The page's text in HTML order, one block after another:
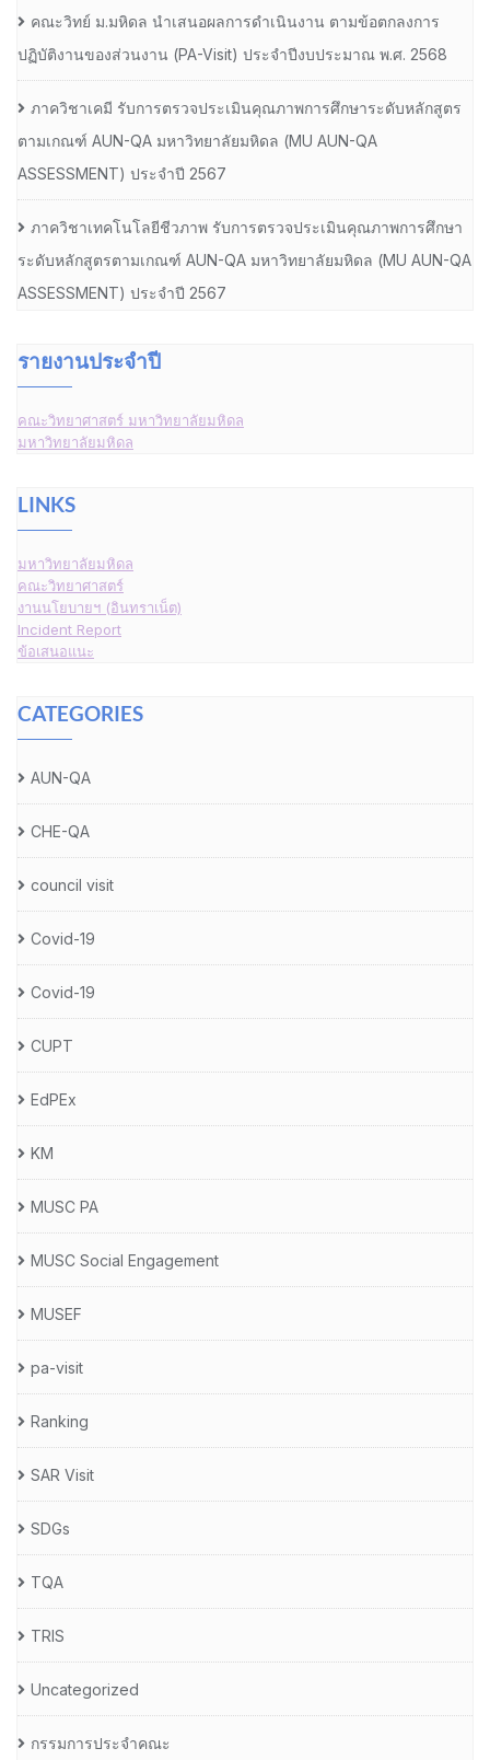
คณะวิทย์ ม.มหิดล นำเสนอผลการดำเนินงาน ตามข้อตกลงการ
ปฏิบัติงานของส่วนงาน (PA-Visit) ประจำปีงบประมาณ พ.ศ. 2568
ภาควิชาเคมี รับการตรวจประเมินคุณภาพการศึกษาระดับหลักสูตร
ตามเกณฑ์ AUN-QA มหาวิทยาลัยมหิดล (MU AUN-QA
ASSESSMENT) ประจำปี 2567
ภาควิชาเทคโนโลยีชีวภาพ รับการตรวจประเมินคุณภาพการศึกษา
ระดับหลักสูตรตามเกณฑ์ AUN-QA มหาวิทยาลัยมหิดล (MU AUN-QA
ASSESSMENT) ประจำปี 2567
รายงานประจำปี
คณะวิทยาศาสตร์ มหาวิทยาลัยมหิดล
มหาวิทยาลัยมหิดล
LINKS
มหาวิทยาลัยมหิดล
คณะวิทยาศาสตร์
งานนโยบายฯ (อินทราเน็ต)
Incident Report
ข้อเสนอแนะ
CATEGORIES
AUN-QA
CHE-QA
council visit
Covid-19
Covid-19
CUPT
EdPEx
KM
MUSC PA
MUSC Social Engagement
MUSEF
pa-visit
Ranking
SAR Visit
SDGs
TQA
TRIS
Uncategorized
กรรมการประจำคณะ